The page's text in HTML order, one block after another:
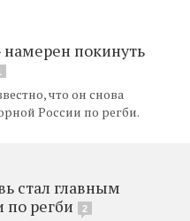
покинуть
что он снова
России по регби.
стал главным
по регби
2